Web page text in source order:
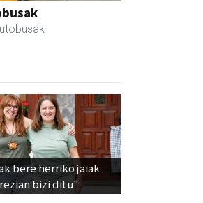
bere herriko jaiak
bizi ditu"